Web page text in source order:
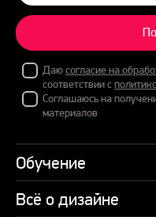
Даюсогласие на
соответствии с
Соглашаюсь на
материалов
Обучение
Курсы
Всё о дизайне